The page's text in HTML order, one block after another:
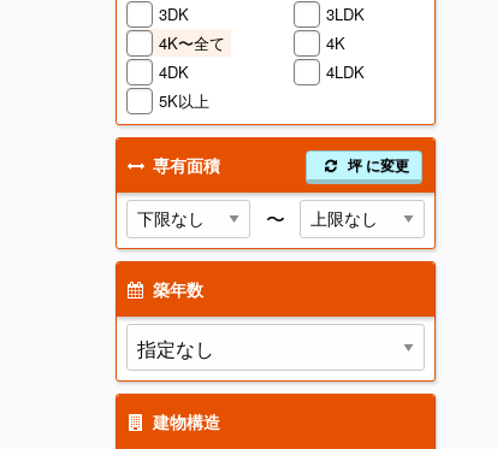
3DK
3LDK
4K〜全て
4K
4DK
4LDK
5K以上
専有面積 坪 に変更
〜
築年数
建物構造